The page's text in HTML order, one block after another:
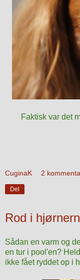
Faktisk var det
CuginaK 2
Del
Rod i
Sådan en varm og
en tur i pool'en?
ikke fået ryddet op i